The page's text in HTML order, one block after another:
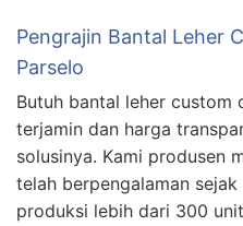
Pengrajin Bantal Leher
Parselo
Butuh bantal leher custom
terjamin dan harga
solusinya. Kami produsen
telah berpengalaman
produksi lebih dari 300